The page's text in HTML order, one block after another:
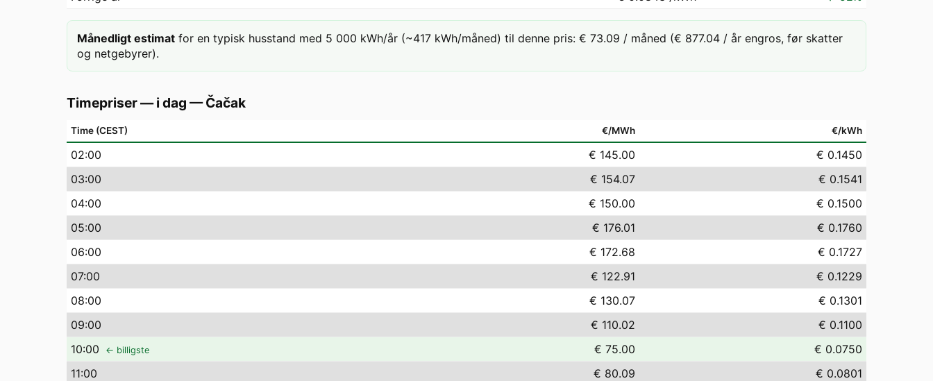
Månedligt estimat for en typisk husstand med 5 000 kWh/år (~417 kWh/måned) til denne pris: € 73.09 / måned (€ 877.04 / år engros, før skatter
og netgebyrer).
Timepriser — i dag —Čačak
Time (CEST) €/MWh €/kWh
02:00 € 145.00
€ 0.1450
03:00 € 154.07
€ 0.1541
04:00 € 150.00
€ 0.1500
05:00 € 176.01
€ 0.1760
06:00 € 172.68
€ 0.1727
07:00 € 122.91
€ 0.1229
08:00 € 130.07
€ 0.1301
09:00 € 110.02
€ 0.1100
10:00 ← billigste € 75.00
€ 0.0750
11:00 € 80.09
€ 0.0801